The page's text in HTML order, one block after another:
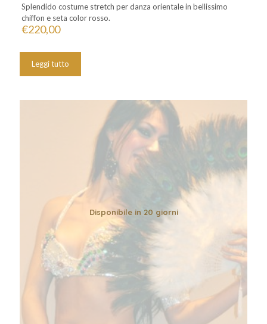
Splendido costume stretch per danza orientale in bellissimo
chiffon e seta color rosso.
€220,00
Leggi tutto
Disponibile in 20 giorni